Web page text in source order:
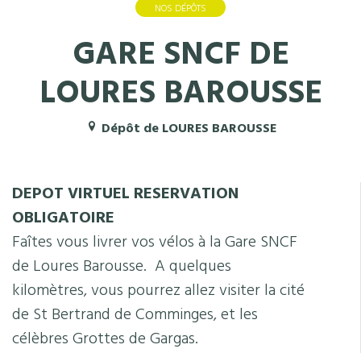
NOS DÉPÔTS
GARE SNCF DE
LOURES BAROUSSE
Dépôt de LOURES BAROUSSE
DEPOT VIRTUEL RESERVATION
OBLIGATOIRE
Faîtes vous livrer vos vélos à la Gare SNCF
de Loures Barousse. A quelques
kilomètres, vous pourrez allez visiter la cité
de St Bertrand de Comminges, et les
célèbres Grottes de Gargas.